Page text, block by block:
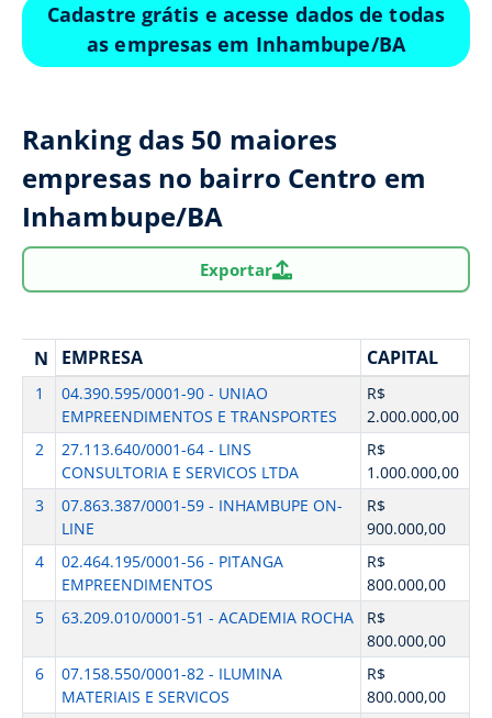
Cadastre grátis e acesse dados de todas
as empresas em Inhambupe/BA
Ranking das 50 maiores
empresas no bairro Centro em
Inhambupe/BA
Exportar
N EMPRESA CAPITAL
1
04.390.595/0001-90 - UNIAO
EMPREENDIMENTOS E TRANSPORTES
R$
2.000.000,00
2
27.113.640/0001-64 - LINS
CONSULTORIA E SERVICOS LTDA
R$
1.000.000,00
3
07.863.387/0001-59 - INHAMBUPE ON-
LINE
R$
900.000,00
4
02.464.195/0001-56 - PITANGA
EMPREENDIMENTOS
R$
800.000,00
5
63.209.010/0001-51 - ACADEMIA ROCHA
R$
800.000,00
6
07.158.550/0001-82 - ILUMINA
MATERIAIS E SERVICOS
R$
800.000,00